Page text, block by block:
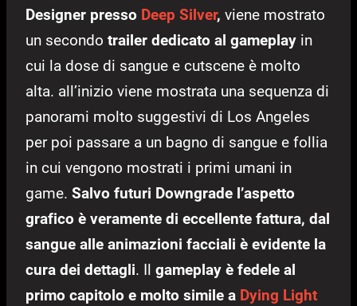
Designer presso Deep Silver, viene mostrato
un secondo trailer dedicato al gameplay in
cui la dose di sangue e cutscene è molto
alta. all’inizio viene mostrata una sequenza di
panorami molto suggestivi di Los Angeles
per poi passare a un bagno di sangue e follia
in cui vengono mostrati i primi umani in
game. Salvo futuri Downgrade l’aspetto
grafico è veramente di eccellente fattura, dal
sangue alle animazioni facciali è evidente la
cura dei dettagli. Il gameplay è fedele al
primo capitolo e molto simile a Dying Light